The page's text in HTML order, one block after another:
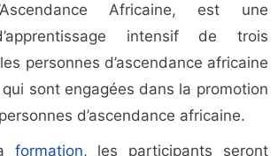
Africaine, est une
intensif de trois
personnes d’ascendance africaine
sont engagées dans la promotion
d’ascendance africaine.
formation, les participants seront